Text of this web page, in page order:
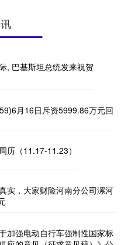
, 巴基斯坦总统发来祝贺
月16日斥资5999.86万元回
历（11.17-11.23）
实，大家财险河南分公司漯河
加强电动自行车强制性国家标